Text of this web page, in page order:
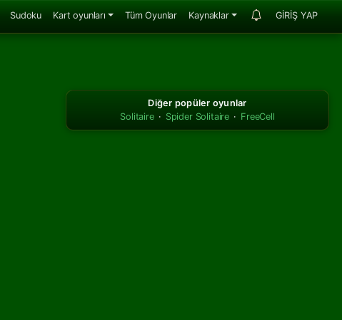
Sudoku Kart oyunları Tüm Oyunlar Kaynaklar GİRİŞ YAP
Diğer popüler oyunlar
Solitaire · Spider Solitaire · FreeCell